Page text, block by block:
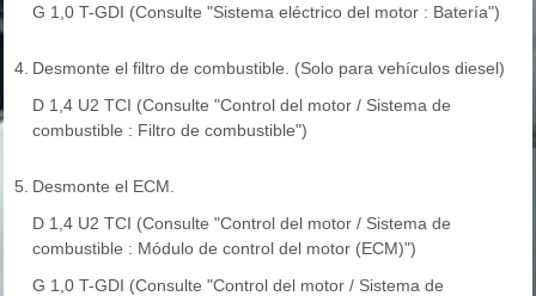
G 1,0 T-GDI (Consulte "Sistema eléctrico del motor : Batería")
4. Desmonte el filtro de combustible. (Solo para vehículos diesel)
D 1,4 U2 TCI (Consulte "Control del motor / Sistema de
combustible : Filtro de combustible")
5. Desmonte el ECM.
D 1,4 U2 TCI (Consulte "Control del motor / Sistema de
combustible : Módulo de control del motor (ECM)")
G 1,0 T-GDI (Consulte "Control del motor / Sistema de